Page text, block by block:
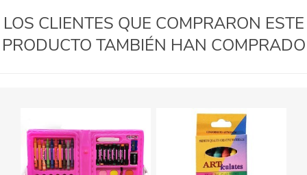
LOS CLIENTES QUE COMPRARON ESTE
PRODUCTO TAMBIÉN HAN COMPRADO